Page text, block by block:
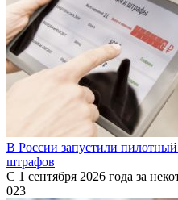
В России запустили
штрафов
С 1 сентября 2026 года за
023